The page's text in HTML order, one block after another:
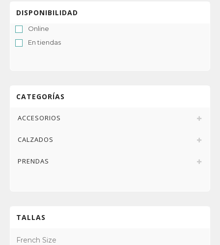
DISPONIBILIDAD
Online
En tiendas
CATEGORÍAS
ACCESORIOS
CALZADOS
PRENDAS
TALLAS
French Size